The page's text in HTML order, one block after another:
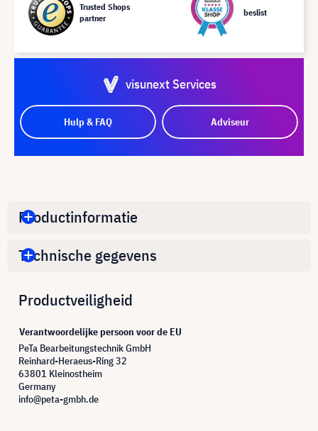
Trusted Shops
partner
beslist
visunext Services
Hulp & FAQ Adviseur
Productinformatie
Technische gegevens
Productveiligheid
Verantwoordelijke persoon voor de EU
PeTa Bearbeitungstechnik GmbH
Reinhard-Heraeus-Ring 32
63801 Kleinostheim
Germany
info@peta-gmbh.de